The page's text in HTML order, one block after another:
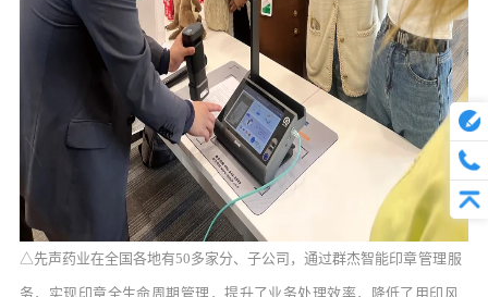
△先声药业在全国各地有50多家分、子公司，通过群杰智能印章管理服
务，实现印章全生命周期管理，提升了业务处理效率，降低了用印风